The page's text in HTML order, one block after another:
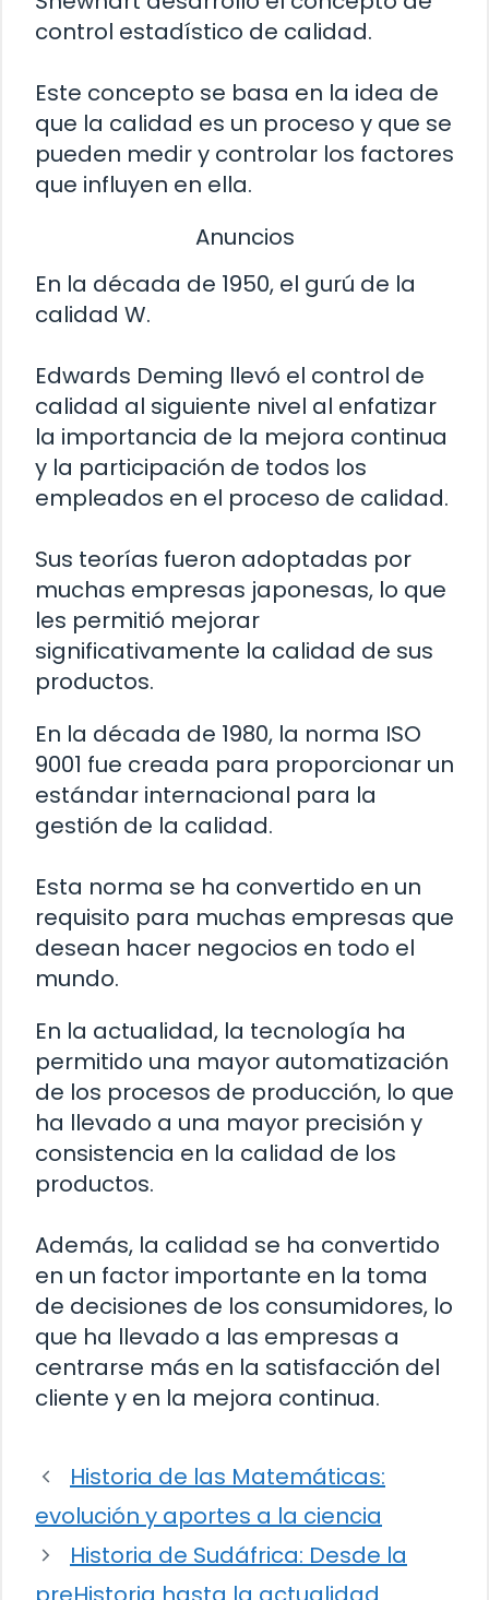
control estadístico de calidad.
Este concepto se basa en la idea de
que la calidad es un proceso y que se
pueden medir y controlar los factores
que influyen en ella.
Anuncios
En la década de 1950, el gurú de la
calidad W.
Edwards Deming llevó el control de
calidad al siguiente nivel al enfatizar
la importancia de la mejora continua
y la participación de todos los
empleados en el proceso de calidad.
Sus teorías fueron adoptadas por
muchas empresas japonesas, lo que
les permitió mejorar
significativamente la calidad de sus
productos.
En la década de 1980, la norma ISO
9001 fue creada para proporcionar un
estándar internacional para la
gestión de la calidad.
Esta norma se ha convertido en un
requisito para muchas empresas que
desean hacer negocios en todo el
mundo.
En la actualidad, la tecnología ha
permitido una mayor automatización
de los procesos de producción, lo que
ha llevado a una mayor precisión y
consistencia en la calidad de los
productos.
Además, la calidad se ha convertido
en un factor importante en la toma
de decisiones de los consumidores, lo
que ha llevado a las empresas a
centrarse más en la satisfacción del
cliente y en la mejora continua.
Historia de las Matemáticas:
evolución y aportes a la ciencia
Historia de Sudáfrica: Desde la